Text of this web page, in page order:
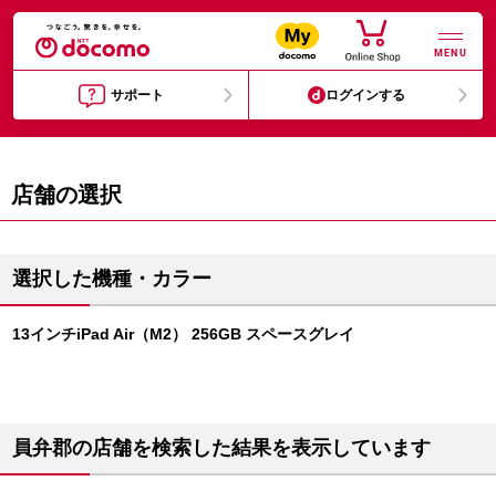
MENU
サポート ログインする
店舗の選択
選択した機種・カラー
13インチiPad Air（M2） 256GB スペースグレイ
員弁郡の店舗を検索した結果を表示しています